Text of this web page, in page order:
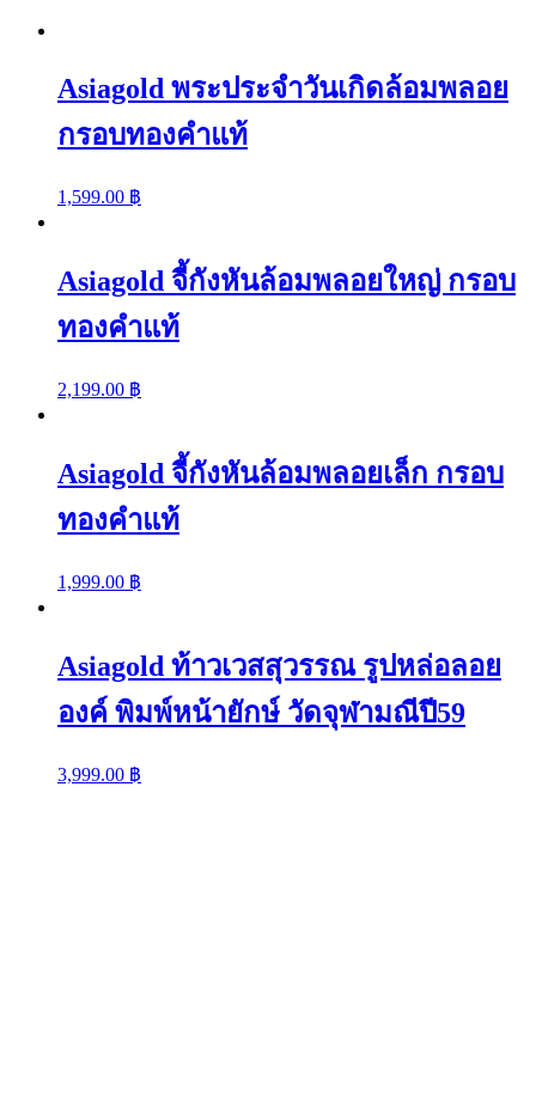
กรอบ
Asiagold พระประจำวันเกิดล้อมพลอย
กรอบทองคำแท้
1,599.00 ฿
Asiagold จี้กังหันล้อมพลอยใหญ่ กรอบ
ทองคำแท้
2,199.00 ฿
Asiagold จี้กังหันล้อมพลอยเล็ก กรอบ
ทองคำแท้
1,999.00 ฿
Asiagold ท้าวเวสสุวรรณ รูปหล่อลอย
องค์ พิมพ์หน้ายักษ์ วัดจุฬามณีปี59
3,999.00 ฿